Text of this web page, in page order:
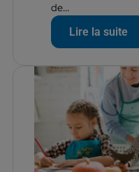
de...
Lire la suite